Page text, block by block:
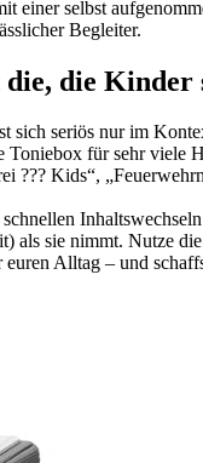
einer selbst
Begleiter.
die
sich seriös nur im
für sehr viele
Kids“,
sie nimmt. Nutze
euren Alltag – und